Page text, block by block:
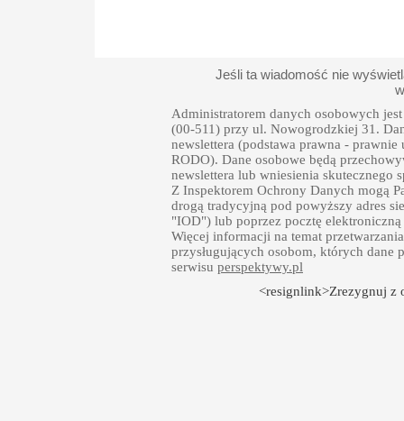
Jeśli ta wiadomość nie
Administratorem danych osobowych
(00-511) przy ul. Nowogrodzkiej 31.
newslettera (podstawa prawna -
RODO). Dane osobowe będą
newslettera lub wniesienia skutecznego
Z Inspektorem Ochrony Danych mogą
drogą tradycyjną pod powyższy adres
"IOD") lub poprzez pocztę
Więcej informacji na temat
przysługujących osobom, których dane
serwisu perspektywy.pl
<resignlink>Zrezygnuj z